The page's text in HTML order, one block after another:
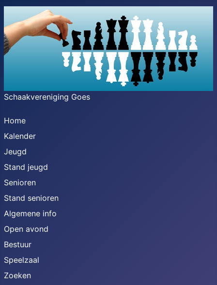
Schaakvereniging Goes
Home
Kalender
Jeugd
Stand jeugd
Senioren
Stand senioren
Algemene info
Open avond
Bestuur
Speelzaal
Zoeken